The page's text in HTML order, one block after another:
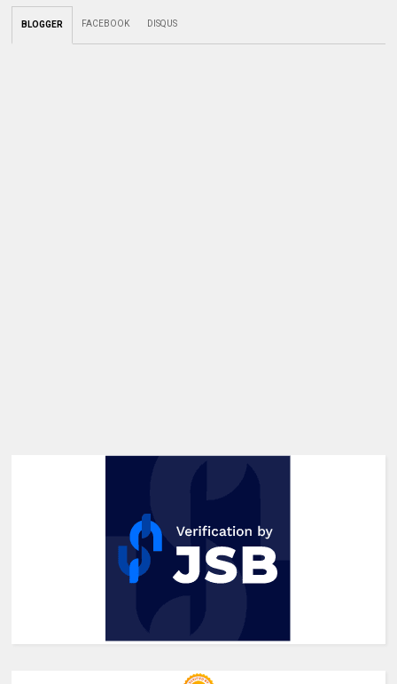
BLOGGER FACEBOOK DISQUS